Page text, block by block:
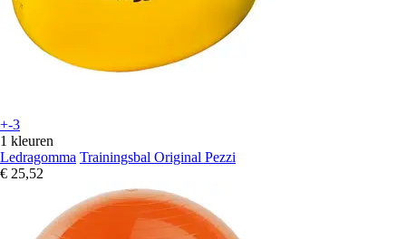
+-3
1 kleuren
Ledragomma Trainingsbal Original Pezzi
€ 25,52